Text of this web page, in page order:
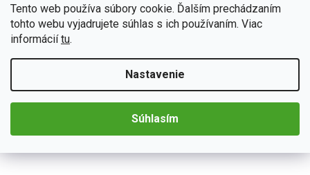
Tento web používa súbory cookie. Ďalším prechádzaním
tohto webu vyjadrujete súhlas s ich používaním. Viac
informáciítu.
Nastavenie
Súhlasím